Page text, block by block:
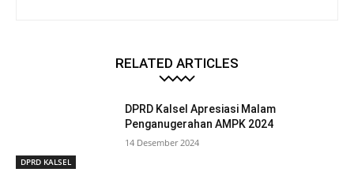
RELATED ARTICLES
DPRD KALSEL
DPRD Kalsel Apresiasi Malam
Penganugerahan AMPK 2024
14 Desember 2024